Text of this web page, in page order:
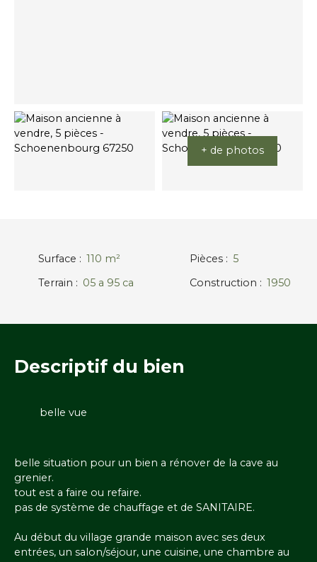
+ de photos
Surface : 110 m² Pièces : 5
Terrain : 05 a 95 ca Construction : 1950
Descriptif du bien
belle vue
belle situation pour un bien a rénover de la cave au
grenier.
tout est a faire ou refaire.
pas de système de chauffage et de SANITAIRE.
Au début du village grande maison avec ses deux
entrées, un salon/séjour, une cuisine, une chambre au